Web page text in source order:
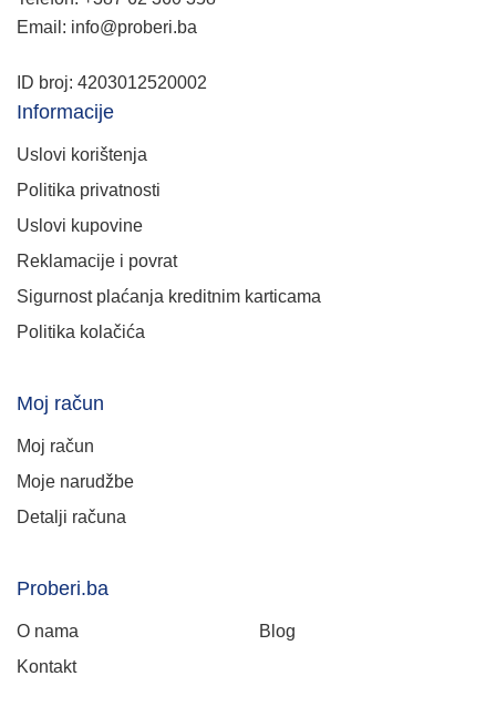
Email: info@proberi.ba
ID broj: 4203012520002
Informacije
Uslovi korištenja
Politika privatnosti
Uslovi kupovine
Reklamacije i povrat
Sigurnost plaćanja kreditnim karticama
Politika kolačića
Moj račun
Moj račun
Moje narudžbe
Detalji računa
Proberi.ba
O nama
Blog
Kontakt